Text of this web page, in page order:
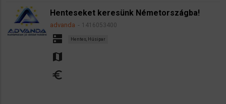
Henteseket keresünk Németországba!
advanda 1416053400
dns Hentes, Húsipar
map
euro